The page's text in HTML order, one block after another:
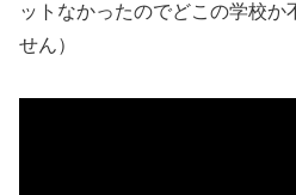
ットなかったのでどこの学校か
せん）